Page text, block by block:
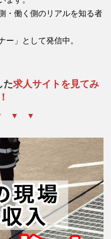
・働く側のリアルを知る者
ー」として発信中。
た求人サイトを見てみ
▼ ▼